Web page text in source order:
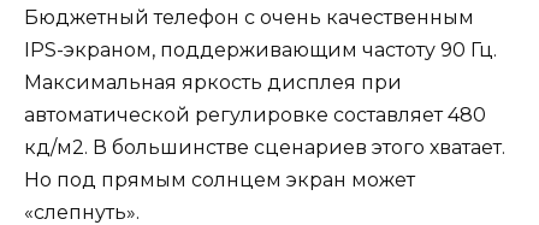
Бюджетный телефон с очень качественным
IPS-экраном, поддерживающим частоту 90 Гц.
Максимальная яркость дисплея при
автоматической регулировке составляет 480
кд/м2. В большинстве сценариев этого хватает.
Но под прямым солнцем экран может
«слепнуть».